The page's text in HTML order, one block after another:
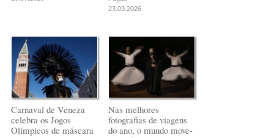
23.03.2026
Carnaval de Veneza
celebra os Jogos
Olímpicos de máscara
Nas melhores
fotografias de viagens
do ano, o mundo move-